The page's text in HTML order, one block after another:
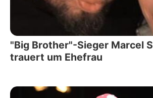
"Big Brother"-Sieger Marcel
trauert um Ehefrau